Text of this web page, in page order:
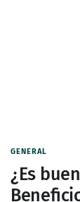
GENERAL
¿Es